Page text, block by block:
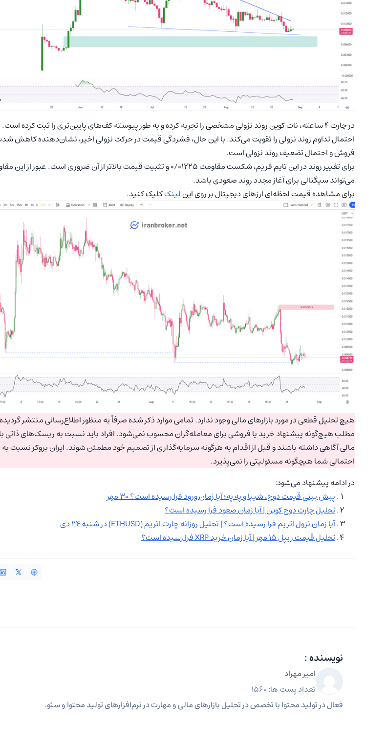
در چارت ۴ ساعته، نات کوین روند نزولی مشخصی را تجربه کرده و به طور پیوسته کف‌های پایین‌تری را ثبت کرده است.
احتمال تداوم روند نزولی را تقویت می‌کند. با این حال، فشردگی قیمت در حرکت نزولی اخیر، نشان‌دهنده کاهش
فروش و احتمال تضعیف روند نزولی است.
برای تغییر روند در این تایم فریم، شکست مقاومت ۰/۰۱۲۲۵ و تثبیت قیمت بالاتر از آن ضروری است. عبور از
می‌تواند سیگنالی برای آغاز مجدد روند صعودی باشد.
برای مشاهده قیمت لحظه‌ای ارزهای دیجیتال بر روی اینلینککلیک کنید.
هیچ تحلیل قطعی در مورد بازارهای مالی وجود ندارد. تمامی موارد ذکر شده صرفاً به منظور اطلاع‌رسانی منتشر
مطلب هیچ‌گونه پیشنهاد خرید یا فروشی برای معامله‌گران محسوب نمی‌شود. افراد باید نسبت به ریسک‌های ذاتی
مالی آگاهی داشته باشند و قبل از اقدام به هرگونه سرمایه‌گذاری از تصمیم خود مطمئن شوند. ایران بروکر نسبت به
احتمالی شما هیچگونه مسئولیتی را نمی‌پذیرد.
در ادامه پیشنهاد می‌شود:
پیش بینی قیمت دوج، شیبا و په په؛ آیا زمان ورود فرا رسیده است؟ ۳۰ مهر
تحلیل چارت دوج کوین | آیا زمان صعود فرا رسیده است؟
آیا زمان نزول اتریم فرا رسیده است؟ | تحلیل روزانه چارت اتریم (ETHUSD) در شنبه ۲۴ دی
تحلیل قیمت ریپل ۱۵ مهر | آیا زمان خرید XRP فرا رسیده است؟
نویسنده :
امیر مهراد
تعداد پست ها: 1560
فعال در تولید محتوا با تخصص در تحلیل بازارهای مالی و مهارت در نرم‌افزارهای تولید محتوا و سئو.